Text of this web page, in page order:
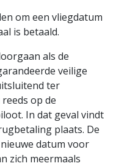
om een vliegdatum
is betaald.
als de
veilige
ter
op de
In dat geval vindt
plaats. De
datum voor
zich meermaals